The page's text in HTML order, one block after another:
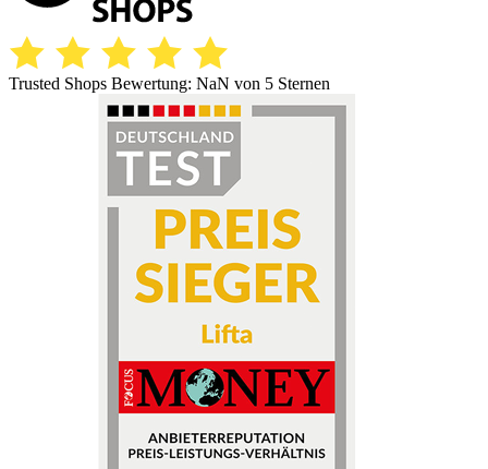
Trusted Shops Bewertung: NaN von 5 Sternen